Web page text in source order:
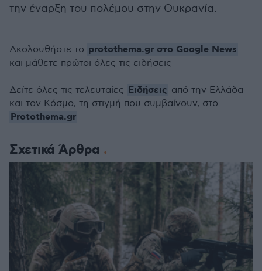
την έναρξη του πολέμου στην Ουκρανία.
Σχετικά Άρθρα
Ακολουθήστε το protothema.gr στο Google News
και μάθετε πρώτοι όλες τις ειδήσεις
Δείτε όλες τις τελευταίες Ειδήσεις από την Ελλάδα
και τον Κόσμο, τη στιγμή που συμβαίνουν, στο
Protothema.gr